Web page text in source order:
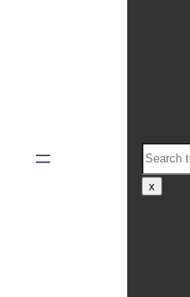
Search
x